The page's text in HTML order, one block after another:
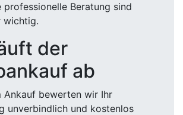
professionelle Beratung sind
wichtig.
der
ab
Ankauf bewerten wir Ihr
unverbindlich und kostenlos